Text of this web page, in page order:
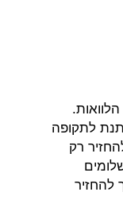
לתקופה
להחזיר רק
יש להחזיר רק 25% מסכום ההלוואה, ב־20 תשלומים
להחזיר